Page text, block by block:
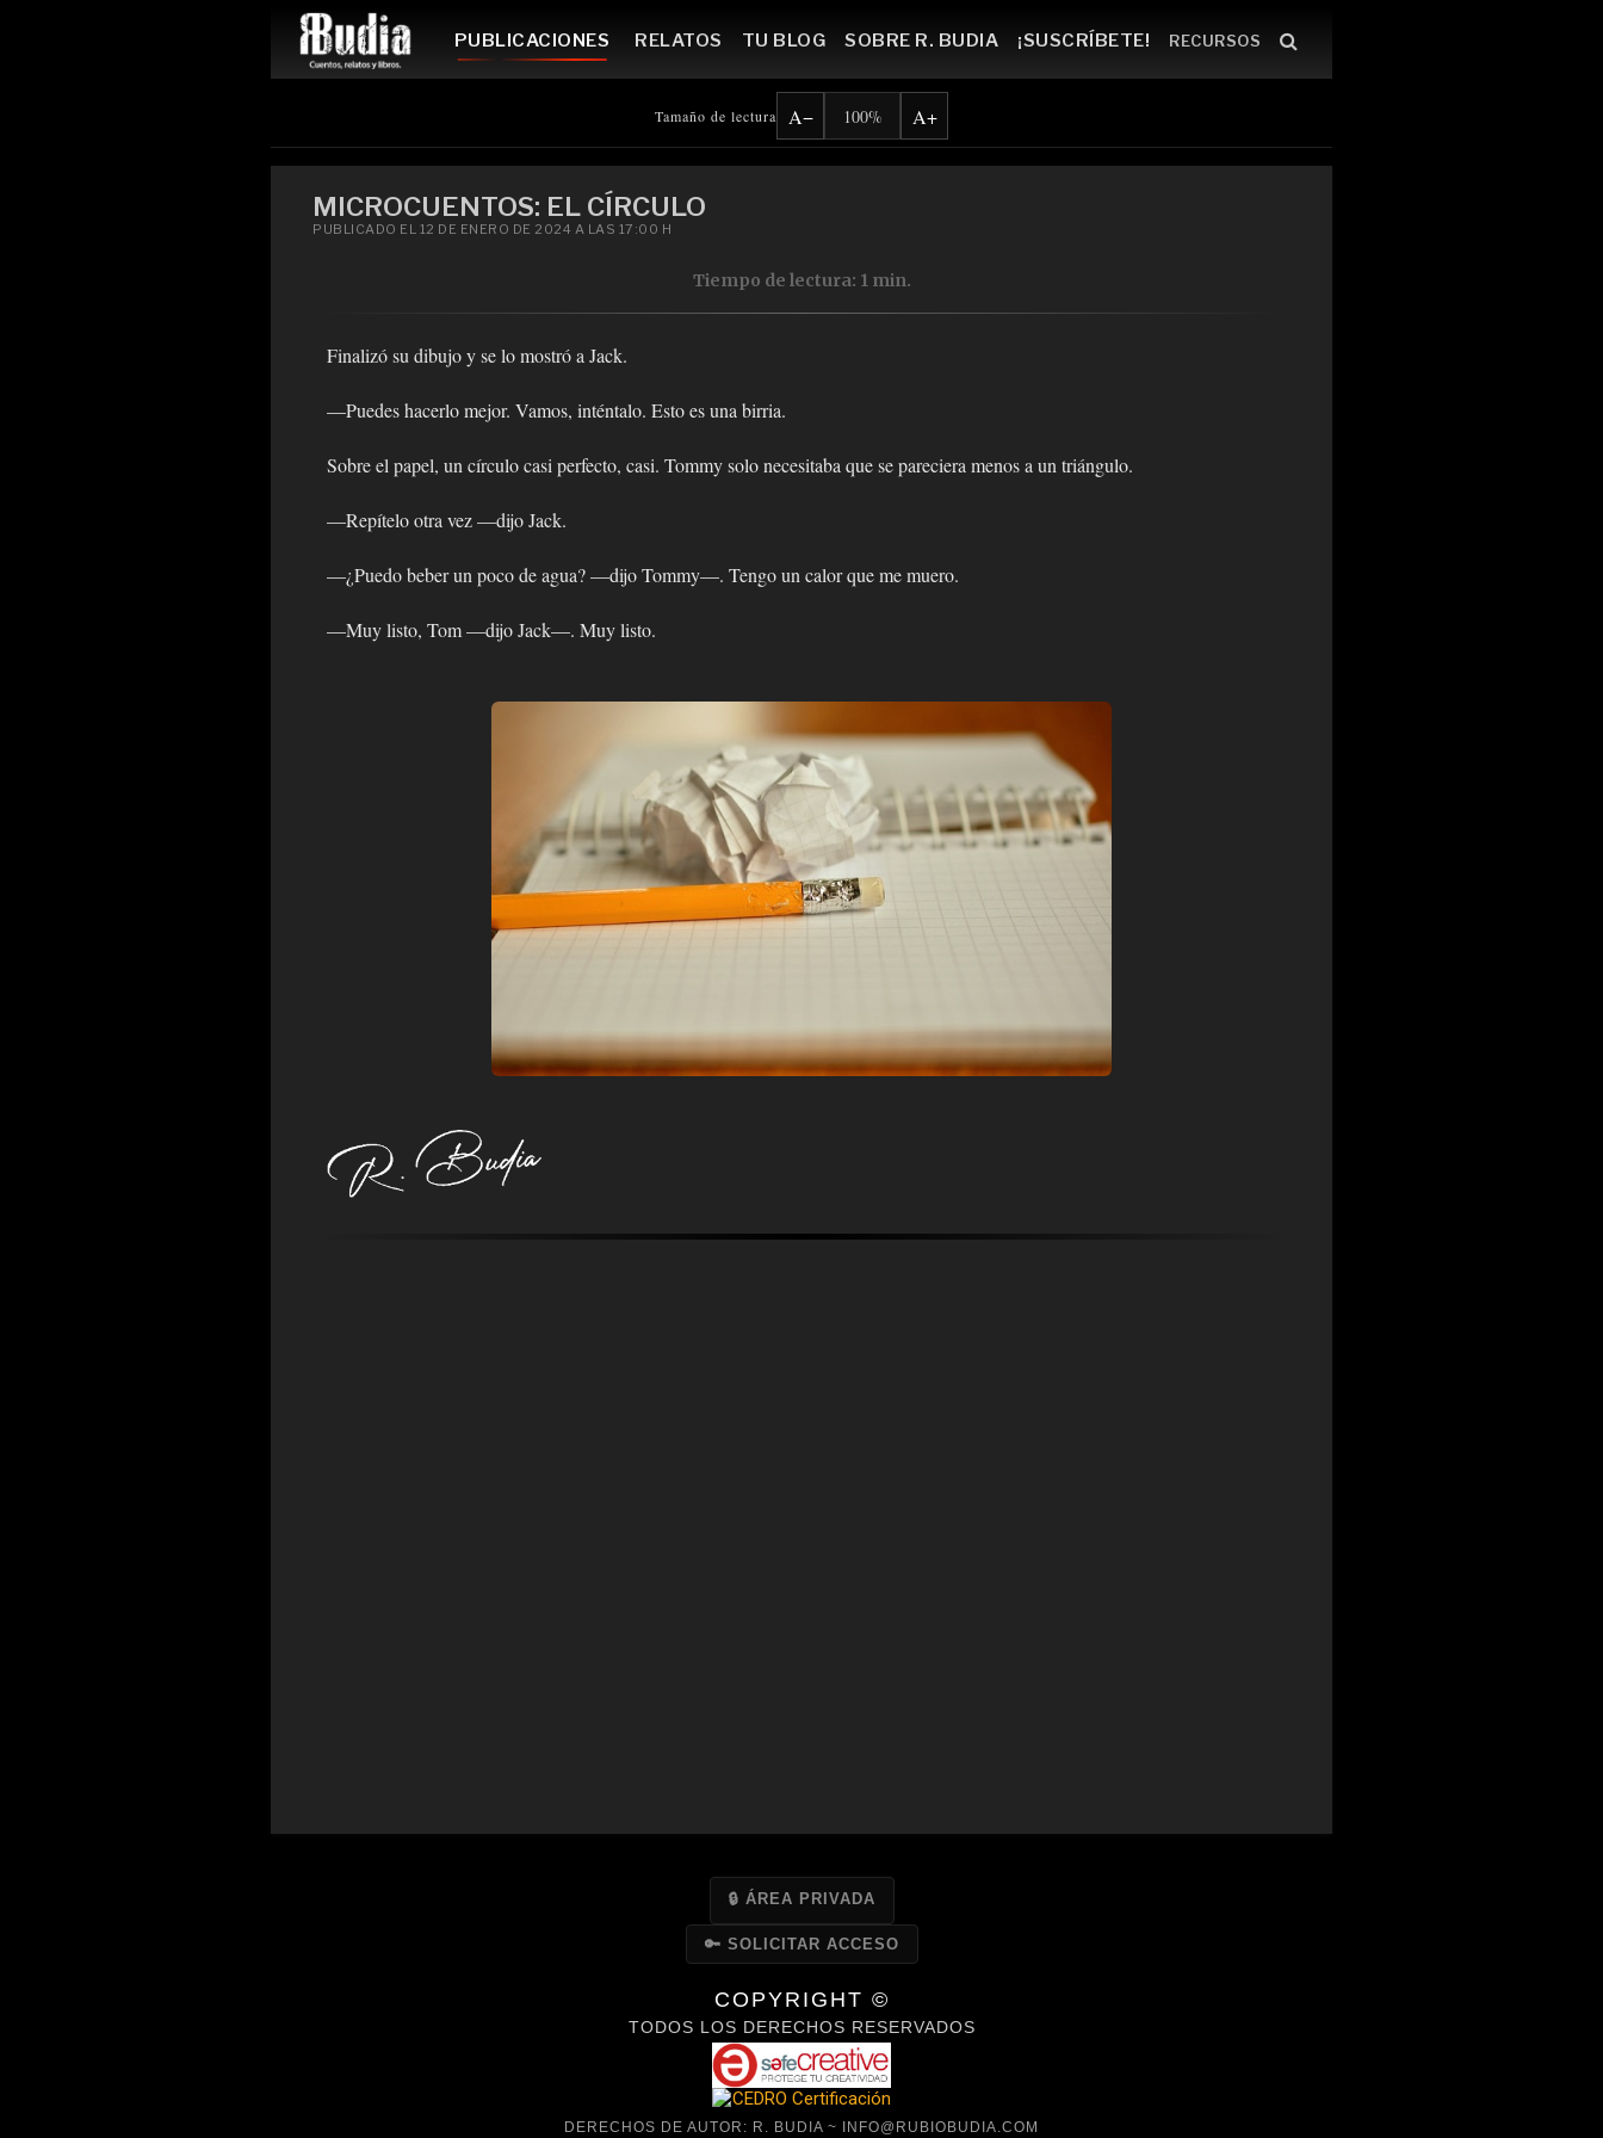
Ir al contenido principal
PUBLICACIONES RELATOS TU BLOG SOBRE R. BUDIA ¡SUSCRÍBETE! RECURSOS
Tamaño de lectura A− 100% A+
MICROCUENTOS: EL CÍRCULO
PUBLICADO EL 12 DE ENERO DE 2024 A LAS 17:00 H
Tiempo de lectura: 1 min.
Finalizó su dibujo y se lo mostró a Jack.
—Puedes hacerlo mejor. Vamos, inténtalo. Esto es una birria.
Sobre el papel, un círculo casi perfecto, casi. Tommy solo necesitaba que se pareciera menos a un triángulo.
—Repítelo otra vez —dijo Jack.
—¿Puedo beber un poco de agua? —dijo Tommy—. Tengo un calor que me muero.
—Muy listo, Tom —dijo Jack—. Muy listo.
🔒 ÁREA PRIVADA
🔑 SOLICITAR ACCESO
COPYRIGHT ©
TODOS LOS DERECHOS RESERVADOS
DERECHOS DE AUTOR: R. BUDIA ~ INFO@RUBIOBUDIA.COM